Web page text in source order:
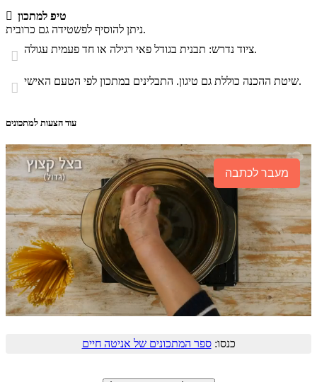
 טיפ למתכון
ניתן להוסיף לפשטידה גם כרובית.
 ציוד נדרש: תבנית בגודל פאי רגילה או חד פעמית עגולה.
 שיטת ההכנה כוללת גם טיגון. התבלינים במתכון לפי הטעם האישי.
עוד הצעות למתכונים
מעבר לכתבה
כנסו:ספר המתכונים של אניטה חיים